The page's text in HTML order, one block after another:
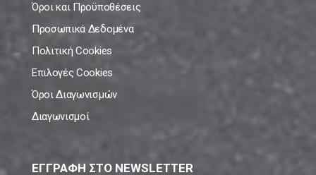
Όροι και Προϋποθέσεις
Προσωπικά Δεδομένα
Πολιτική Cookies
Επιλογές Cookies
Όροι Διαγωνισμών
Διαγωνισμοί
ΕΓΓΡΑΦΗ ΣΤΟ NEWSLETTER